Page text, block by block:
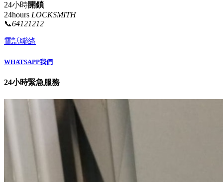
24小時開鎖
24hours LOCKSMITH
📞64121212
電話聯絡
WHATSAPP我們
24小時緊急服務